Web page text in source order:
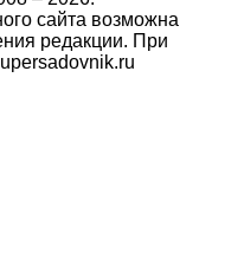
сайта возможна
редакции. При